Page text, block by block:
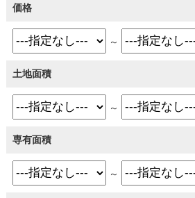
価格
～
土地面積
～
専有面積
～